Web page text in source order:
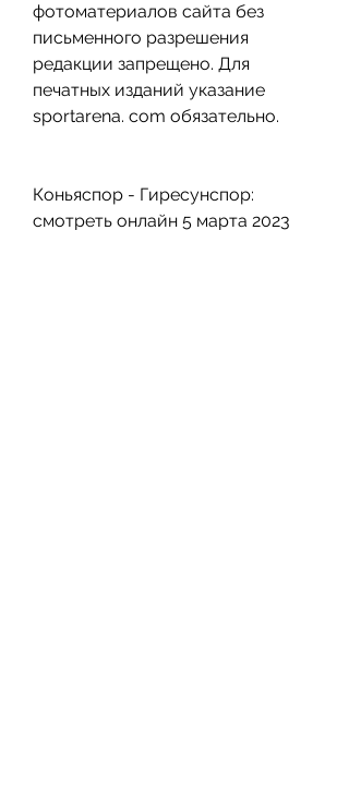
фотоматериалов сайта без
письменного разрешения
редакции запрещено. Для
печатных изданий указание
sportarena. com обязательно.
Коньяспор - Гиресунспор:
смотреть онлайн 5 марта 2023